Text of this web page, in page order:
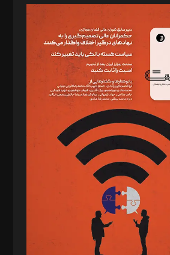
رجبی
ایپکچی
نقاش
برهمند، یسنا امان‌پور، سروش کرمیان،
رجبی، زهرا فکرانه، فائزه فتحی
شفیعی، مانی لطفی زاده
ثابت